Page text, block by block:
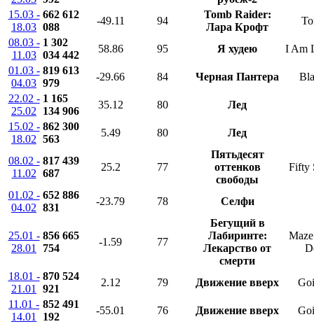
15.03 -
18.03
662 612
088
-49.11 94
Tomb Raider:
Лара Крофт
08.03 -
11.03
1 302
034 442
58.86 95 Я худею
I Am
01.03 -
04.03
819 613
979
-29.66 84 Черная Пантера
22.02 -
25.02
1 165
134 906
35.12 80
Лед
15.02 -
18.02
862 300
563
5.49 80 Лед
08.02 -
11.02
817 439
687
25.2 77
Пятьдесят
оттенков
свободы
Fifty
01.02 -
04.02
652 886
831
-23.79 78 Селфи
25.01 -
28.01
856 665
754
-1.59 77
Бегущий в
Лабиринте:
Лекарство от
смерти
18.01 -
21.01
870 524
921
2.12 79 Движение вверх
11.01 -
14.01
852 491
192
-55.01 76 Движение вверх